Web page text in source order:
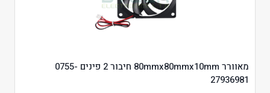
מאוורר 80mmx80mmx10mm חיבור 2 פינים 0755-
27936981